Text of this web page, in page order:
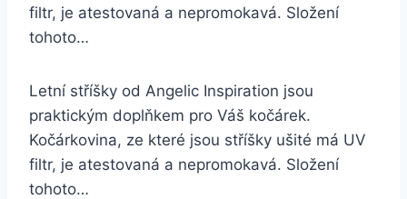
filtr, je atestovaná a nepromokavá. Složení
tohoto…
Letní stříšky od Angelic Inspiration jsou
praktickým doplňkem pro Váš kočárek.
Kočárkovina, ze které jsou stříšky ušité má UV
filtr, je atestovaná a nepromokavá. Složení
tohoto…